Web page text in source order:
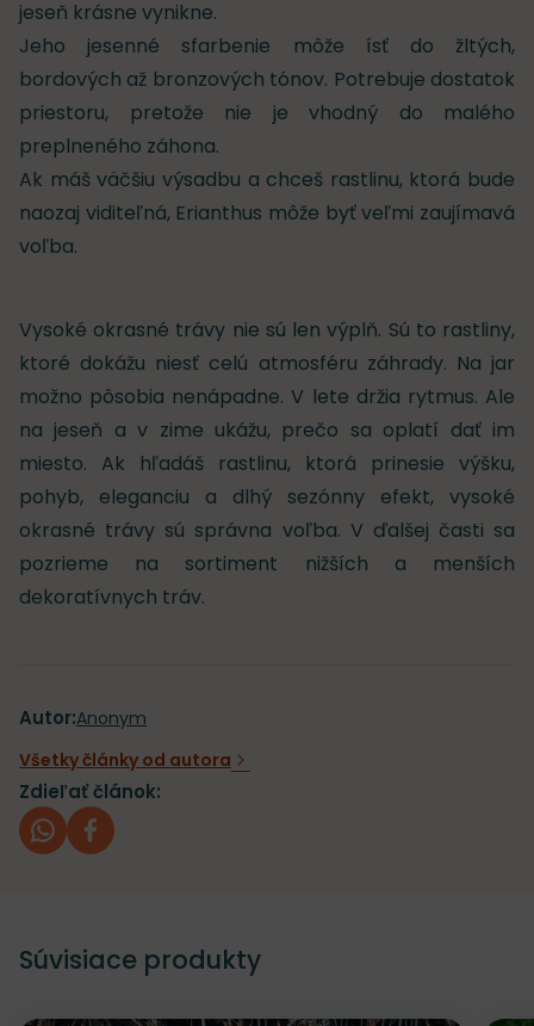
jeseň krásne vynikne.
Jeho jesenné sfarbenie môže ísť do žltých,
bordových až bronzových tónov. Potrebuje dostatok
priestoru, pretože nie je vhodný do malého
preplneného záhona.
Ak máš väčšiu výsadbu a chceš rastlinu, ktorá bude
naozaj viditeľná, Erianthus môže byť veľmi zaujímavá
voľba.
Vysoké okrasné trávy nie sú len výplň. Sú to rastliny,
ktoré dokážu niesť celú atmosféru záhrady. Na jar
možno pôsobia nenápadne. V lete držia rytmus. Ale
na jeseň a v zime ukážu, prečo sa oplatí dať im
miesto. Ak hľadáš rastlinu, ktorá prinesie výšku,
pohyb, eleganciu a dlhý sezónny efekt, vysoké
okrasné trávy sú správna voľba. V ďalšej časti sa
pozrieme na sortiment nižších a menších
dekoratívnych tráv.
Autor:Anonym
Všetky články od autora
Zdieľať článok:
whatsapp
facebook
Súvisiace produkty